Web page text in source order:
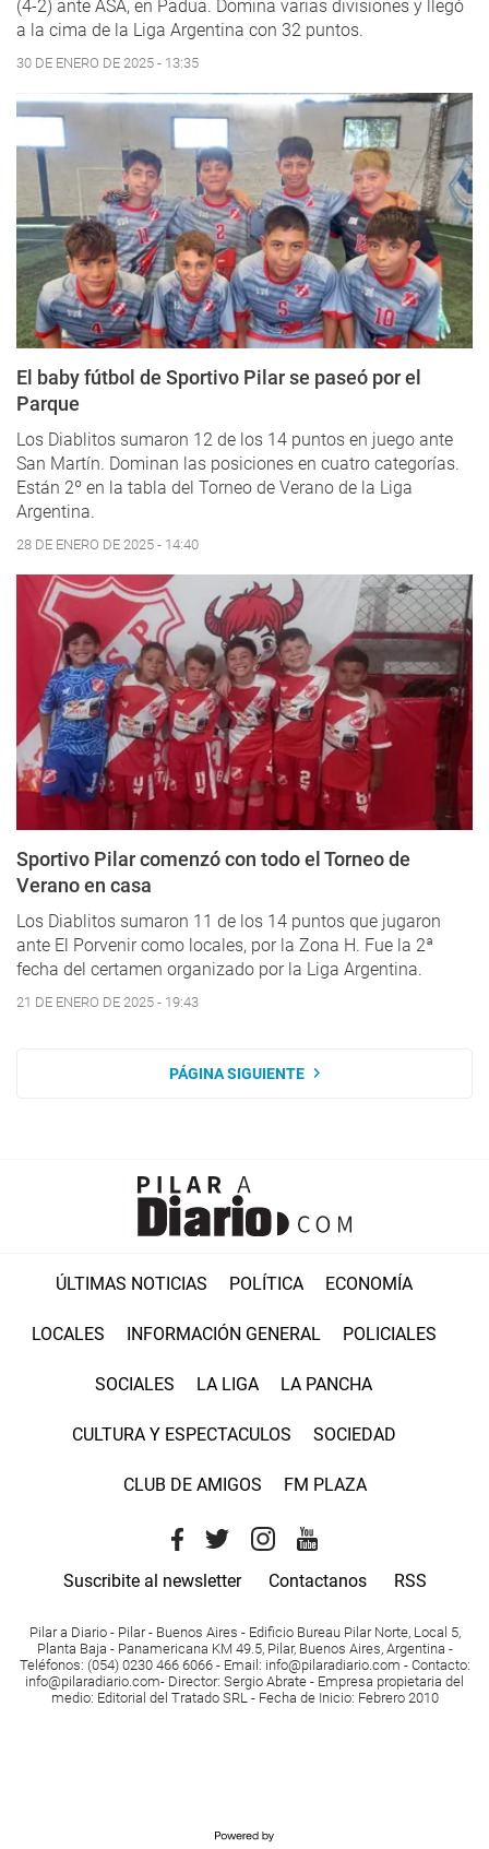
(4-2) ante ASA, en Padua. Domina varias divisiones y llegó
a la cima de la Liga Argentina con 32 puntos.
30 DE ENERO DE 2025 - 13:35
El baby fútbol de Sportivo Pilar se paseó por el
Parque
Los Diablitos sumaron 12 de los 14 puntos en juego ante
San Martín. Dominan las posiciones en cuatro categorías.
Están 2º en la tabla del Torneo de Verano de la Liga
Argentina.
28 DE ENERO DE 2025 - 14:40
Sportivo Pilar comenzó con todo el Torneo de
Verano en casa
Los Diablitos sumaron 11 de los 14 puntos que jugaron
ante El Porvenir como locales, por la Zona H. Fue la 2ª
fecha del certamen organizado por la Liga Argentina.
21 DE ENERO DE 2025 - 19:43
PÁGINA SIGUIENTE
ÚLTIMAS NOTICIAS POLÍTICA ECONOMÍA
LOCALES INFORMACIÓN GENERAL POLICIALES
SOCIALES LA LIGA LA PANCHA
CULTURA Y ESPECTACULOS SOCIEDAD
CLUB DE AMIGOS FM PLAZA
Suscribite al newsletter Contactanos RSS
Pilar a Diario - Pilar - Buenos Aires - Edificio Bureau Pilar Norte, Local 5,
Planta Baja - Panamericana KM 49.5, Pilar, Buenos Aires, Argentina -
Teléfonos: (054) 0230 466 6066 - Email : info@pilaradiario.com - Contacto:
info@pilaradiario.com- Director: Sergio Abrate - Empresa propietaria del
medio: Editorial del Tratado SRL - Fecha de Inicio: Febrero 2010